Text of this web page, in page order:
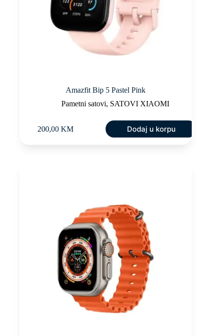
Amazfit Bip 5 Pastel Pink
Pametni satovi, SATOVI XIAOMI
200,00 KM Dodaj u korpu